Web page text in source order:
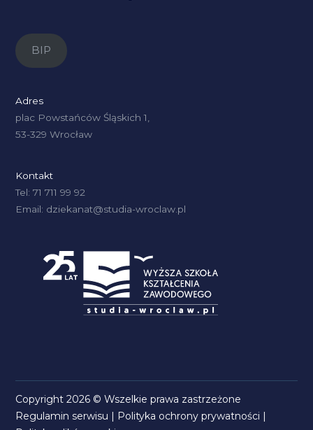
BIP
Adres
plac Powstańców Śląskich 1,
53-329 Wrocław
Kontakt
Tel: 71 711 99 92
Email: dziekanat@studia-wroclaw.pl
Copyright 2026 © Wszelkie prawa zastrzeżone
Regulamin serwisu | Polityka ochrony prywatności |